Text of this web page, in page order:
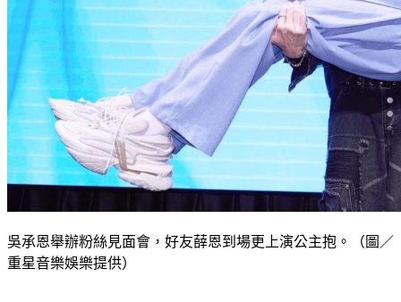
吳承恩舉辦粉絲見面會，好友薛恩到場更上演公主抱。（圖／
重星音樂娛樂提供）